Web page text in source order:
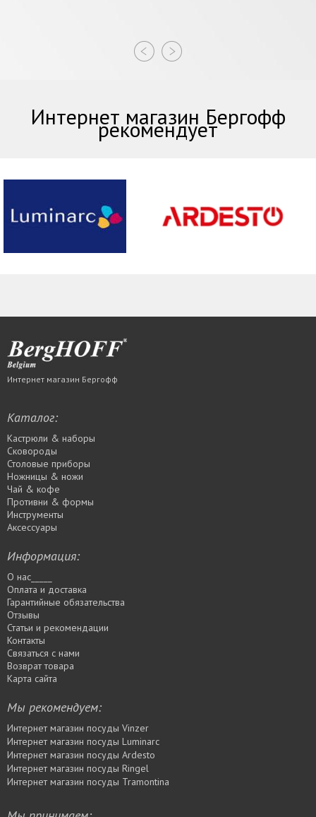
Интернет магазин Бергофф
рекомендует
Интернет магазин Бергофф
Каталог:
Кастрюли & наборы
Сковороды
Столовые приборы
Ножницы & ножи
Чай & кофе
Противни & формы
Инструменты
Аксессуары
Информация:
О нас_____
Оплата и доставка
Гарантийные обязательства
Отзывы
Статьи и рекомендации
Контакты
Связаться с нами
Возврат товара
Карта сайта
Мы рекомендуем:
Интернет магазин посуды Vinzer
Интернет магазин посуды Luminarc
Интернет магазин посуды Ardesto
Интернет магазин посуды Rіngel
Интернет магазин посуды Tramontina